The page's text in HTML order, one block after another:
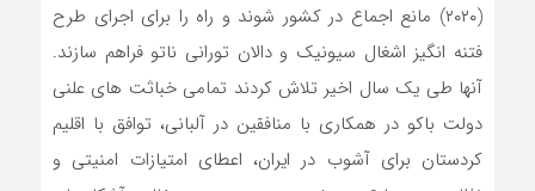
(۲۰۲۰) مانع اجماع در کشور شوند و راه را برای اجرای طرح
فتنه انگیز اشغال سیونیک و دالان تورانی ناتو فراهم سازند.
آنها طی یک سال اخیر تلاش کردند تمامی خباثت های علنی
دولت باکو در همکاری با منافقین در آلبانی، توافق با اقلیم
کردستان برای آشوب در ایران، اعطای امتیازات امنیتی و